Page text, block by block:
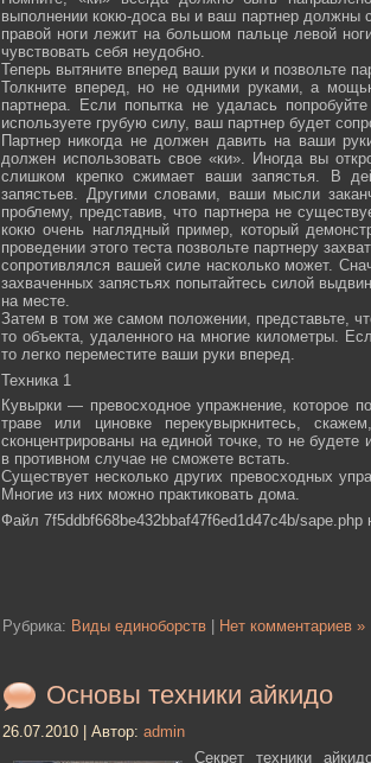
выполнении кокю-доса вы и ваш партнер должны
правой ноги лежит на большом пальце левой
чувствовать себя неудобно.
Теперь вытяните вперед ваши руки и позвольте
Толкните вперед, но не одними руками, а
партнера. Если попытка не удалась
используете грубую силу, ваш партнер будет
Партнер никогда не должен давить на ваши
должен использовать свое «ки». Иногда вы
слишком крепко сжимает ваши запястья. В
запястьев. Другими словами, ваши мысли
проблему, представив, что партнера не
кокю очень наглядный пример, который
проведении этого теста позвольте партнеру
сопротивлялся вашей силе насколько может.
захваченных запястьях попытайтесь силой
на месте.
Затем в том же самом положении, представьте,
то объекта, удаленного на многие километры.
то легко переместите ваши руки вперед.
Техника 1
Кувырки — превосходное упражнение, которое
траве или циновке перекувыркнитесь,
сконцентрированы на единой точке, то не
в противном случае не сможете встать.
Существует несколько других превосходных
Многие из них можно практиковать дома.
Файл 7f5ddbf668be432bbaf47f6ed1d47c4b/sape.php
Рубрика: Виды единоборств Нет комментариев »
Основы техники айкидо
26.07.2010 | Автор: admin
Секрет техники